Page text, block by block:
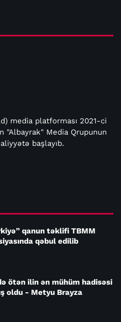
media platforması 2021-ci
"Albayrak" Media Qrupunun
başlayıb.
qanun təklifi TBMM
qəbul edilib
ötən ilin ən mühüm hadisəsi
oldu - Metyu Brayza